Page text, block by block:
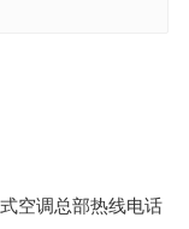
空调总部热线电话